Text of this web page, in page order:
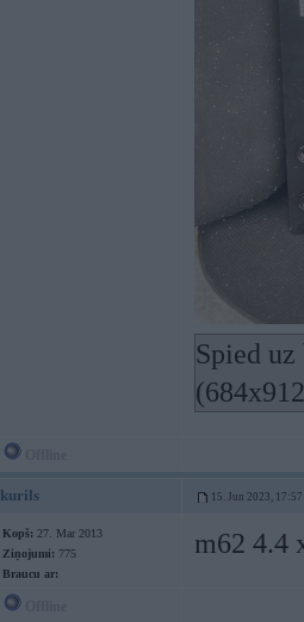
Spied
kurils 15. Jun 2023, 17:57
Kopš: 27. Mar 2013
Ziņojumi: 775
Braucu ar:
m62 4.4